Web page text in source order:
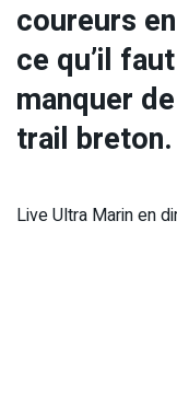
coureurs
ce qu’il
manquer
trail breton.
Live Ultra Marin en